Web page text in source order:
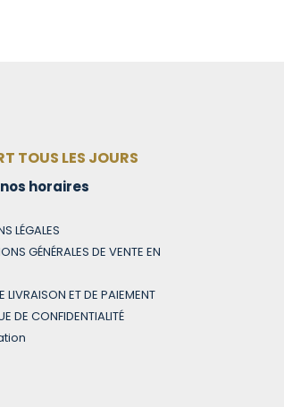
TOUS LES JOURS
horaires
LÉGALES
GÉNÉRALES DE VENTE EN
LIVRAISON ET DE PAIEMENT
DE CONFIDENTIALITÉ